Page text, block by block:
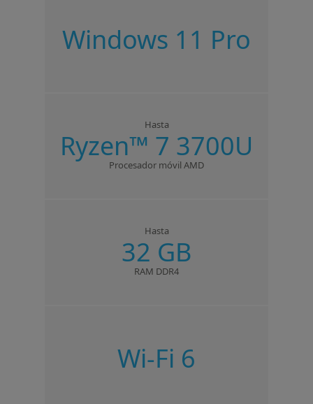
Windows 11 Pro
Hasta
Ryzen™ 7 3700U
Procesador móvil AMD
Hasta
32 GB
RAM DDR4
Wi-Fi 6